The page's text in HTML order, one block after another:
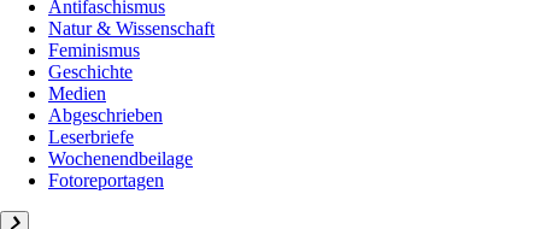
Antifaschismus
Natur & Wissenschaft
Feminismus
Geschichte
Medien
Abgeschrieben
Leserbriefe
Wochenendbeilage
Fotoreportagen